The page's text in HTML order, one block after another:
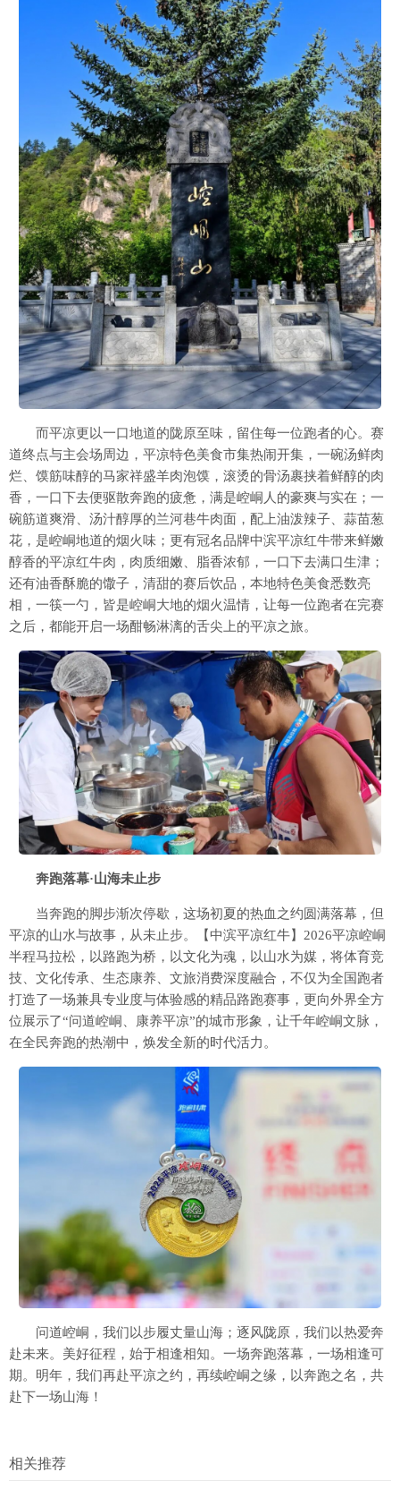
而平凉更以一口地道的陇原至味，留住每一位跑者的心。赛
道终点与主会场周边，平凉特色美食市集热闹开集，一碗汤鲜肉
烂、馍筋味醇的马家祥盛羊肉泡馍，滚烫的骨汤裹挟着鲜醇的肉
香，一口下去便驱散奔跑的疲惫，满是崆峒人的豪爽与实在；一
碗筋道爽滑、汤汁醇厚的兰河巷牛肉面，配上油泼辣子、蒜苗葱
花，是崆峒地道的烟火味；更有冠名品牌中滨平凉红牛带来鲜嫩
醇香的平凉红牛肉，肉质细嫩、脂香浓郁，一口下去满口生津；
还有油香酥脆的馓子，清甜的赛后饮品，本地特色美食悉数亮
相，一筷一勺，皆是崆峒大地的烟火温情，让每一位跑者在完赛
之后，都能开启一场酣畅淋漓的舌尖上的平凉之旅。
奔跑落幕·山海未止步
当奔跑的脚步渐次停歇，这场初夏的热血之约圆满落幕，但
平凉的山水与故事，从未止步。【中滨平凉红牛】2026平凉崆峒
半程马拉松，以路跑为桥，以文化为魂，以山水为媒，将体育竞
技、文化传承、生态康养、文旅消费深度融合，不仅为全国跑者
打造了一场兼具专业度与体验感的精品路跑赛事，更向外界全方
位展示了“问道崆峒、康养平凉”的城市形象，让千年崆峒文脉，
在全民奔跑的热潮中，焕发全新的时代活力。
问道崆峒，我们以步履丈量山海；逐风陇原，我们以热爱奔
赴未来。美好征程，始于相逢相知。一场奔跑落幕，一场相逢可
期。明年，我们再赴平凉之约，再续崆峒之缘，以奔跑之名，共
赴下一场山海！
相关推荐